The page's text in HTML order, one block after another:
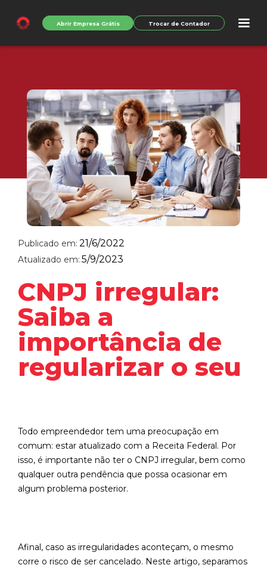
Abrir Empresa Grátis Trocar de Contador
Publicado em: 21/6/2022
Atualizado em: 5/9/2023
CNPJ irregular:
Saiba a
importância de
regularizar o seu
Todo empreendedor tem uma preocupação em
comum: estar atualizado com a Receita Federal. Por
isso, é importante não ter o CNPJ irregular, bem como
qualquer outra pendência que possa ocasionar em
algum problema posterior.
Afinal, caso as irregularidades aconteçam, o mesmo
corre o risco de ser cancelado. Neste artigo, separamos